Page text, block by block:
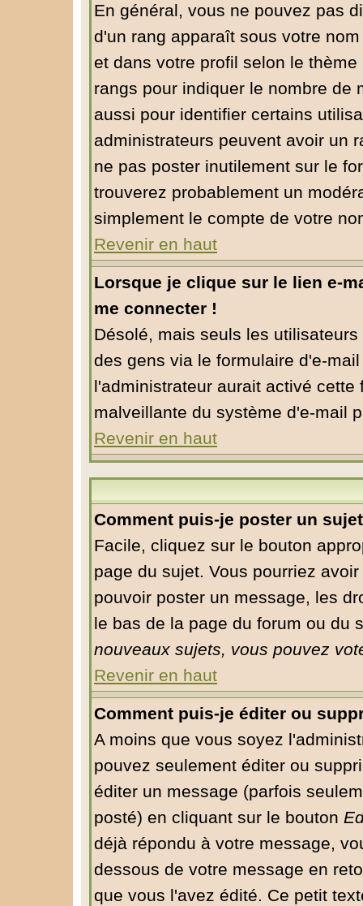
En général, vous ne pouvez pas
d'un rang apparaît sous votre
et dans votre profil selon le
rangs pour indiquer le nombre de
aussi pour identifier certains
administrateurs peuvent avoir un
ne pas poster inutilement sur le
trouverez probablement un
simplement le compte de votre
Revenir en haut
Lorsque je clique sur le lien e-
me connecter !
Désolé, mais seuls les
des gens via le formulaire d'e-
l'administrateur aurait activé
malveillante du système d'e-mail
Revenir en haut
Comment puis-je poster un
Facile, cliquez sur le bouton
page du sujet. Vous pourriez
pouvoir poster un message, les
le bas de la page du forum ou du
nouveaux sujets, vous pouvez
Revenir en haut
Comment puis-je éditer ou
A moins que vous soyez
pouvez seulement éditer ou
éditer un message (parfois
posté) en cliquant sur le bouton
déjà répondu à votre message,
dessous de votre message en
que vous l'avez édité. Ce petit